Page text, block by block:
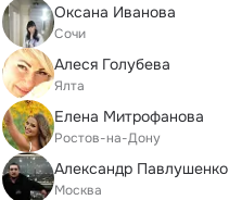
Оксана Иванова
Сочи
Алеся Голубева
Ялта
Елена Митрофанова
Ростов-на-Дону
Александр Павлушенко
Москва